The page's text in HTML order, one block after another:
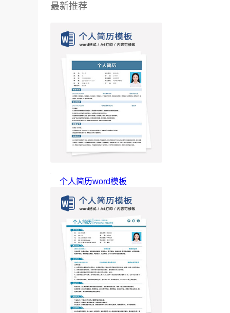
最新推荐
个人简历word模板